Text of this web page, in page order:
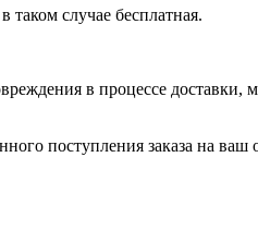
таком случае бесплатная.
в процессе
поступления заказа на ваш